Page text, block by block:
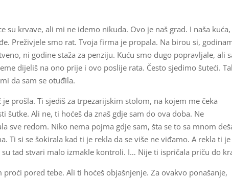
su krvave, ali mi ne idemo nikuda. Ovo je naš grad. I naša kuća,
Preživjele smo rat. Tvoja firma je propala. Na birou si,
ni godine staža za penziju. Kuću smo dugo popravljale, ali
dijeliš na ono prije i ovo poslije rata. Često sjedimo šuteći.
da sam se otuđila.
prošla. Ti sjediš za trpezarijskim stolom, na kojem me čeka
šutke. Ali ne, ti hoćeš da znaš gdje sam do ova doba. Ne
sve redom. Niko nema pojma gdje sam, šta se to sa mnom
Ti si se šokirala kad ti je rekla da se više ne viđamo. A rekla ti je
tad stvari malo izmakle kontroli. I… Nije ti ispričala priču do
pored tebe. Ali ti hoćeš objašnjenje. Za ovakvo ponašanje,